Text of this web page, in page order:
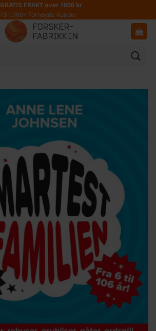
GRATIS FRAKT over 1000 kr
151.000+ Fornøyde Kunder